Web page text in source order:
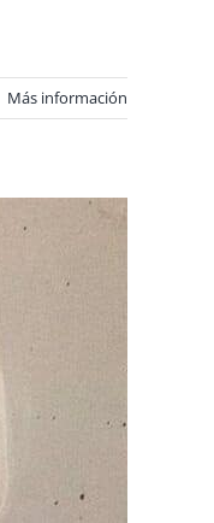
Más información